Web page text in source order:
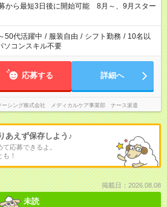
望に沿ったお仕事をご紹介します！ ※Wワ
ご覧のお仕事で希望する勤務時間と、もう1つ
間。 合計で週40時間を超える場合は応募でき
から最短3日後に開始可能 8月～、9月スター
50代活躍中 / 服装自由 / シフト勤務 / 10名以
ソコンスキル不要
応募する 詳細へ
ーシング株式会社 メディカルケア事業部 ナース派遣
あえず保存しよう♪
応募できるよ。
！
掲載日：2026.08.08
未読